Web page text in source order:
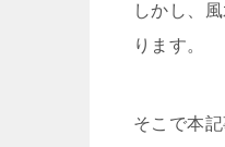
しかし、
ります。
そこで本記